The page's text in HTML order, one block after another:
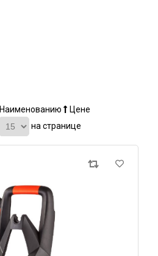
Наименованию
Цене
на странице